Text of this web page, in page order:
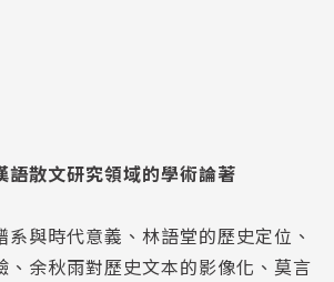
語散文研究領域的學術論著
與時代意義、林語堂的歷史定位、
、余秋雨對歷史文本的影像化、莫言